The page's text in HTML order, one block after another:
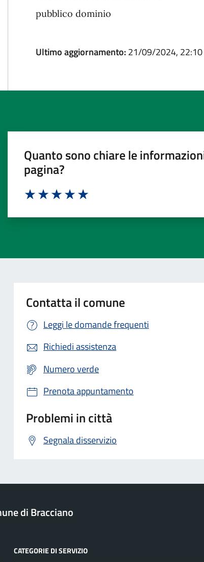
pubblico dominio
Ultimo aggiornamento:21/09/2024, 22:10
Quanto sono chiare le
pagina?
Contatta il comune
Leggi le domande frequenti
Richiedi assistenza
Numero verde
Prenota appuntamento
Problemi in città
Segnala disservizio
di Bracciano
CATEGORIE DI SERVIZIO